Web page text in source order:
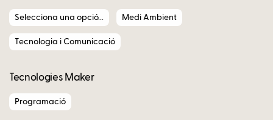
Selecciona una opció... Medi Ambient
Tecnologia i Comunicació
Tecnologies Maker
Programació